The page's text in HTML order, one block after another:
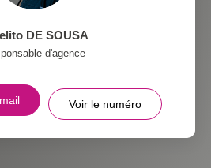
DE SOUSA
d'agence
Voir le numéro